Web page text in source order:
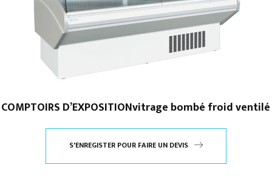
COMPTOIRS D’EXPOSITIONvitrage bombé froid ventilé
S'ENREGISTER POUR FAIRE UN DEVIS